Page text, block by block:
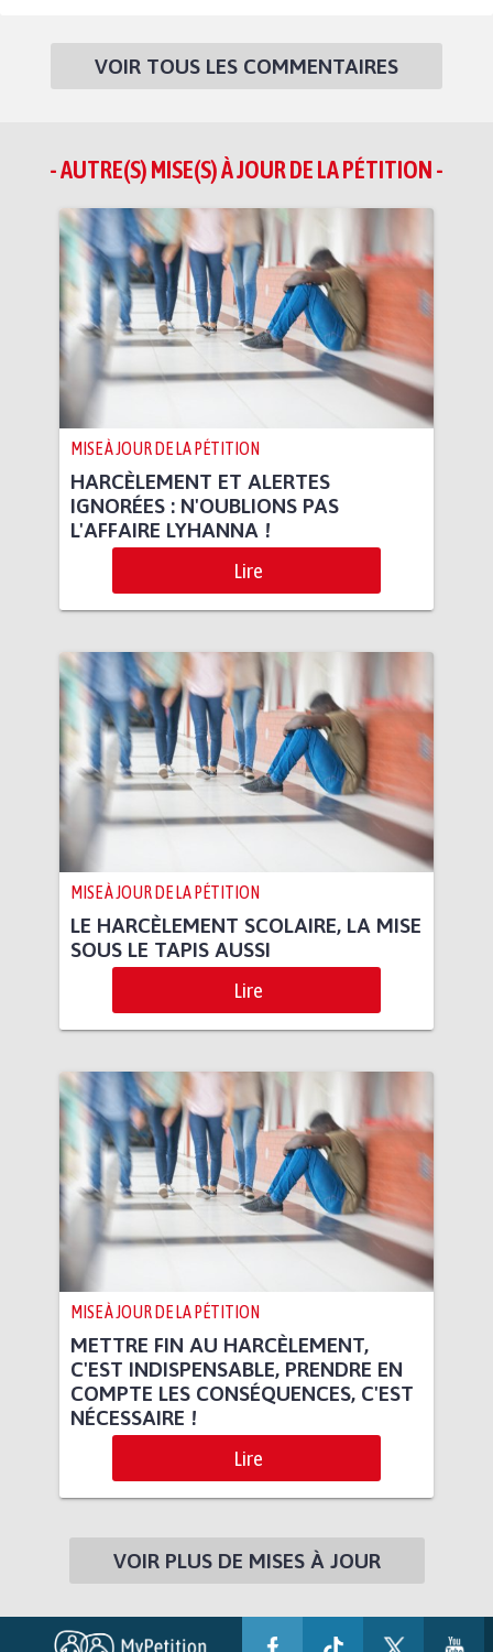
VOIR TOUS LES COMMENTAIRES
- AUTRE(S) MISE(S) À JOUR DE LA PÉTITION -
MISE À JOUR DE LA PÉTITION
HARCÈLEMENT ET ALERTES
IGNORÉES : N'OUBLIONS PAS
L'AFFAIRE LYHANNA !
Lire
MISE À JOUR DE LA PÉTITION
LE HARCÈLEMENT SCOLAIRE, LA MISE
SOUS LE TAPIS AUSSI
Lire
MISE À JOUR DE LA PÉTITION
METTRE FIN AU HARCÈLEMENT,
C'EST INDISPENSABLE, PRENDRE EN
COMPTE LES CONSÉQUENCES, C'EST
NÉCESSAIRE !
Lire
VOIR PLUS DE MISES À JOUR